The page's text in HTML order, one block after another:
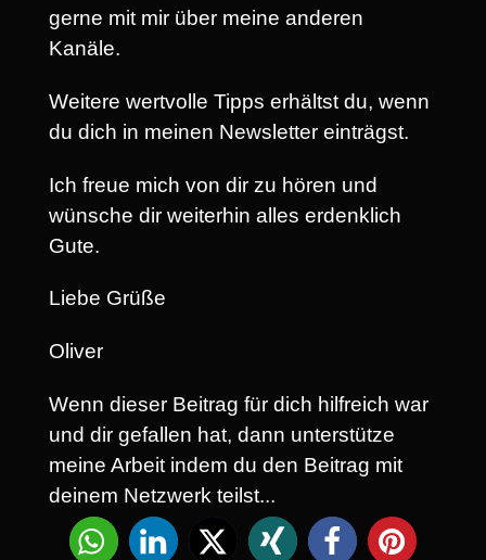
gerne mit mir über meine anderen
Kanäle.
Weitere wertvolle Tipps erhältst du, wenn
du dich in meinen Newsletter einträgst.
Ich freue mich von dir zu hören und
wünsche dir weiterhin alles erdenklich
Gute.
Liebe Grüße
Oliver
Wenn dieser Beitrag für dich hilfreich war
und dir gefallen hat, dann unterstütze
meine Arbeit indem du den Beitrag mit
deinem Netzwerk teilst...